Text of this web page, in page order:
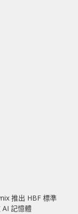
推出 HBF 標準
記憶體